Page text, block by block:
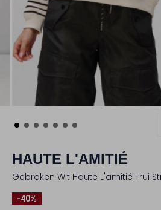
HAUTE L'AMITIÉ
Gebroken Wit Haute L'amitié Trui
-40%